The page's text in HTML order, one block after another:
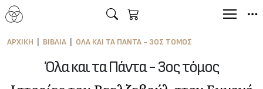
ΑΡΧΙΚΉ ΒΙΒΛΊΑ ΌΛΑ ΚΑΙ ΤΑ ΠΆΝΤΑ - 3ΟΣ ΤΌΜΟΣ
Όλα και τα Πάντα - 3ος τόμος